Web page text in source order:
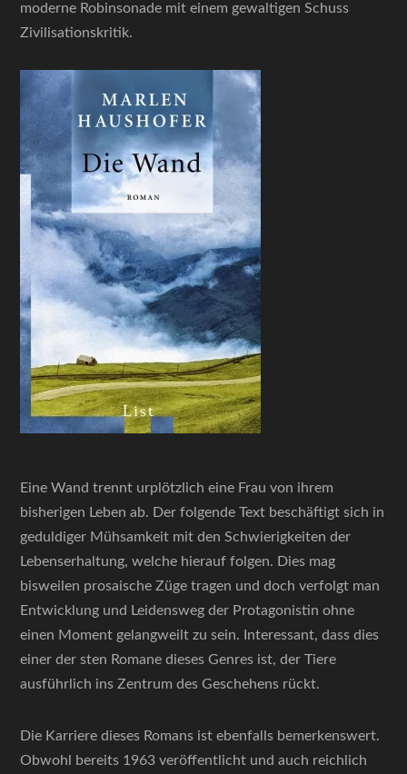
moderne Robinsonade mit einem gewaltigen Schuss
Zivilisationskritik.
Eine Wand trennt urplötzlich eine Frau von ihrem
bisherigen Leben ab. Der folgende Text beschäftigt sich in
geduldiger Mühsamkeit mit den Schwierigkeiten der
Lebenserhaltung, welche hierauf folgen. Dies mag
bisweilen prosaische Züge tragen und doch verfolgt man
Entwicklung und Leidensweg der Protagonistin ohne
einen Moment gelangweilt zu sein. Interessant, dass dies
einer der sten Romane dieses Genres ist, der Tiere
ausführlich ins Zentrum des Geschehens rückt.
Die Karriere dieses Romans ist ebenfalls bemerkenswert.
Obwohl bereits 1963 veröffentlicht und auch reichlich